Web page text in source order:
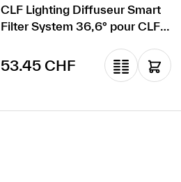
CLF Lighting Diffuseur Smart
Filter System 36,6° pour CLF
Prix régulier :
53.45 CHF